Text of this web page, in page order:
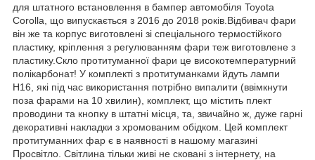
для штатного встановлення в бампер автомобіля Toyota
Corolla, що випускається з 2016 до 2018 років.Відбивач фари
він же та корпус виготовлені зі спеціального термостійкого
пластику, кріплення з регулюванням фари теж виготовлене з
пластику.Скло протитуманної фари це високотемпературний
полікарбонат! У комплекті з протитуманками йдуть лампи
Н16, які під час використання потрібно випалити (ввімкнути
поза фарами на 10 хвилин), комплект, що містить плект
проводини та кнопку в штатні місця, та, звичайно ж, дуже гарні
декоративні накладки з хромованим обідком. Цей комплект
протитуманних фар є в наявності в нашому магазині
Просвітло. Світлина тільки живі не сковані з інтернету, на